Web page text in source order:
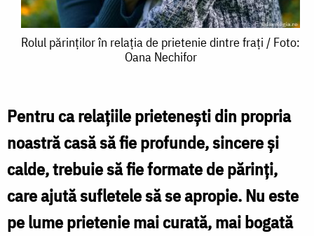
Rolul
relația
de
prietenie
dintre
frați
Rolul părinților în relația de prietenie dintre frați / Foto:
Oana Nechifor
Pentru ca relaţiile prieteneşti din propria
noastră casă să fie profunde, sincere şi
calde, trebuie să fie formate de părinţi,
care ajută sufletele să se apropie. Nu este
pe lume prietenie mai curată, mai bogată